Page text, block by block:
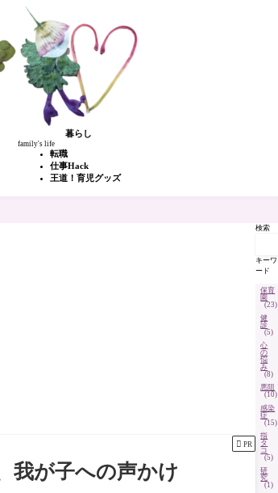
暮らし
family's life
転職
仕事Hack
王道！育児グッズ
 PR
我が子への声かけ
検索
キーワ
ード
保育
園
(23)
健
診
(5)
心
の
悩
み
(8)
悪阻
(10)
感染
症
(15)
指
タ
コ
(5)
研
究
(1)